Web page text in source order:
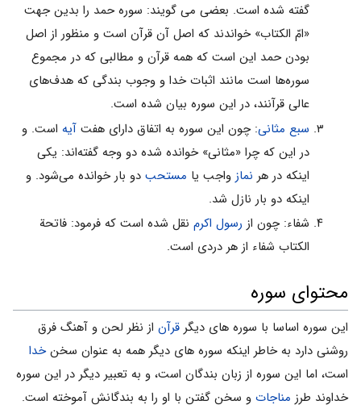
گفته شده است. بعضى می گویند: سوره حمد را بدین جهت
«امّ الکتاب» خواندند که اصل آن قرآن است و منظور از اصل
بودن حمد این است که همه قرآن و مطالبى که در مجموع
سوره‌ها است مانند اثبات خدا و وجوب بندگى که هدف‌هاى
عالى قرآنند، در این سوره بیان شده است.
سبع مثانی: چون این سوره به اتفاق داراى هفت آیهاست. و
در این که چرا «مثانی» خوانده شده دو وجه گفته‌اند: یکی
اینکه در هر نمازواجب یا مستحبدو بار خوانده مى‌شود. و
اینکه دو بار نازل شد.
شفاء: چون از رسول اکرمنقل شده است که فرمود: فاتحة
الکتاب شفاء از هر دردى است.
محتوای سوره
این سوره اساسا با سوره هاى دیگر قرآن از نظر لحن و آهنگ فرق
روشنى دارد به خاطر اینکه سوره هاى دیگر همه به عنوان سخنخدا
است، اما این سوره از زبان بندگان است، و به تعبیر دیگر در این سوره
خداوند طرز مناجات و سخن گفتن با او را به بندگانش آموخته است.